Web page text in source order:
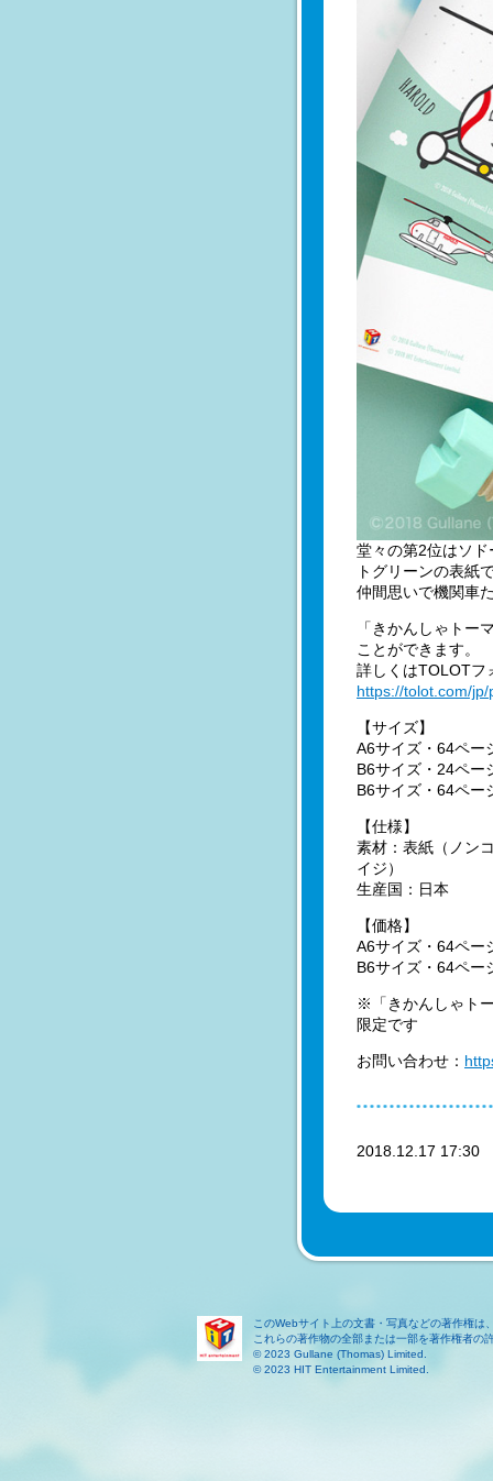
堂々の第2位はソ
トグリーンの表紙
仲間思いで機関車
「きかんしゃトー
ことができます。
詳しくはTOLOTフ
https://tolot.com/
【サイズ】
A6サイズ・64ペー
B6サイズ・24ペー
B6サイズ・64ペー
【仕様】
素材：表紙（ノン
イジ）
生産国：日本
【価格】
A6サイズ・64ペー
B6サイズ・64ペー
※「きかんしゃト
限定です
お問い合わせ：
2018.12.17
このWebサイト上の文書・写真などの著作権
これらの著作物の全部または一部を著作権者の
© 2023 Gullane (Thomas) Limited.
© 2023 HIT Entertainment Limited.